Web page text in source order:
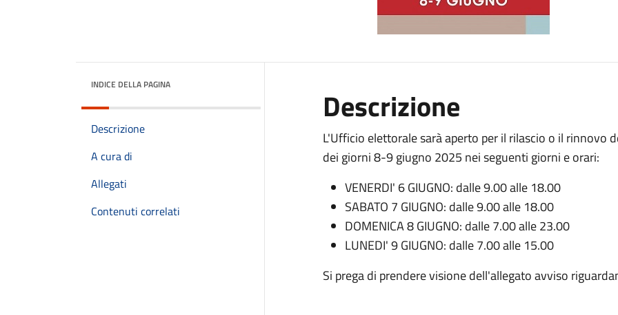
INDICE DELLA PAGINA
Descrizione
A cura di
Allegati
Contenuti correlati
Descrizione
L'Ufficio elettorale sarà aperto per il rilascio o il rinnovo
dei giorni 8-9 giugno 2025 nei seguenti giorni e orari:
VENERDI' 6 GIUGNO: dalle 9.00 alle 18.00
SABATO 7 GIUGNO: dalle 9.00 alle 18.00
DOMENICA 8 GIUGNO: dalle 7.00 alle 23.00
LUNEDI' 9 GIUGNO: dalle 7.00 alle 15.00
Si prega di prendere visione dell'allegato avviso